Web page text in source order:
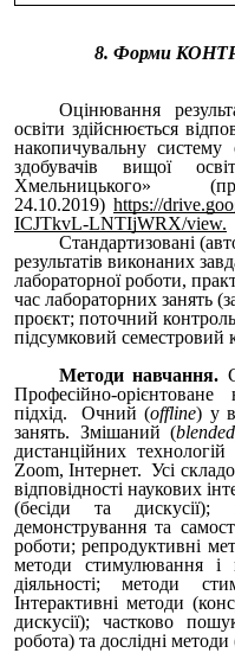
8. Форми
Оцінювання
освіти здійснюється
накопичувальну систему
здобувачів вищої
24.10.2019) https://
ICJTkvL-LNTIjWRX/view.
Стандартизовані
результатів виконаних
лабораторної роботи,
час лабораторних занять
проєкт; поточний
підсумковий семестровий
Методи навчання.
Професійно-орієнтоване
підхід. Очний (offline) у
занять. Змішаний (blended
дистанційних
Zoom, Інтернет. Усі
відповідності наукових
(бесіди та дискусії);
демонстрування та
роботи; репродуктивні
методи стимулювання і
діяльності; методи
Інтерактивні методи
дискусії); частково
робота) та дослідні